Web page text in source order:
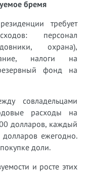
бремя
требует
персонал
охрана),
налоги на
фонд на
совладельцами
расходы на
долларов, каждый
ежегодно.
доли.
и росте этих